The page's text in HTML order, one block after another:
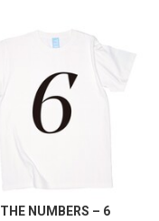
THE NUMBERS – 6